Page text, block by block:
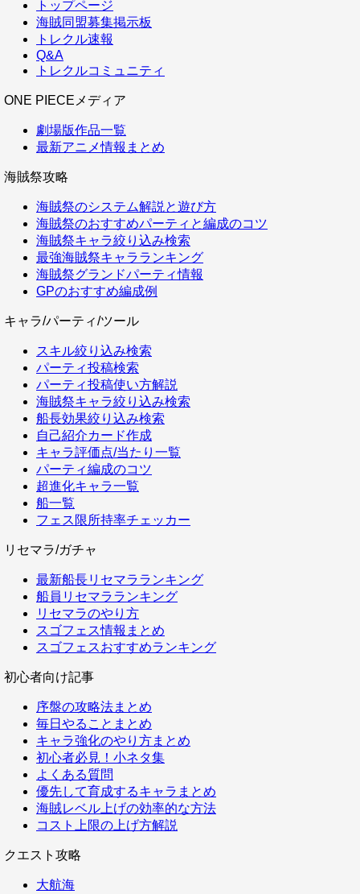
トップページ
海賊同盟募集掲示板
トレクル速報
Q&A
トレクルコミュニティ
ONE PIECEメディア
劇場版作品一覧
最新アニメ情報まとめ
海賊祭攻略
海賊祭のシステム解説と遊び方
海賊祭のおすすめパーティと編成のコツ
海賊祭キャラ絞り込み検索
最強海賊祭キャラランキング
海賊祭グランドパーティ情報
GPのおすすめ編成例
キャラ/パーティ/ツール
スキル絞り込み検索
パーティ投稿検索
パーティ投稿使い方解説
海賊祭キャラ絞り込み検索
船長効果絞り込み検索
自己紹介カード作成
キャラ評価点/当たり一覧
パーティ編成のコツ
超進化キャラ一覧
船一覧
フェス限所持率チェッカー
リセマラ/ガチャ
最新船長リセマラランキング
船員リセマラランキング
リセマラのやり方
スゴフェス情報まとめ
スゴフェスおすすめランキング
初心者向け記事
序盤の攻略法まとめ
毎日やることまとめ
キャラ強化のやり方まとめ
初心者必見！小ネタ集
よくある質問
優先して育成するキャラまとめ
海賊レベル上げの効率的な方法
コスト上限の上げ方解説
クエスト攻略
大航海